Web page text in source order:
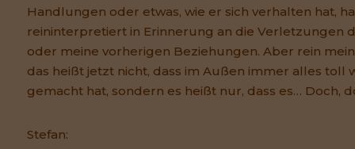
Handlungen oder etwas, wie er sich verhalten hat,
reininterpretiert in Erinnerung an die Verletzungen
oder meine vorherigen Beziehungen. Aber rein
das heißt jetzt nicht, dass im Außen immer alles toll
gemacht hat, sondern es heißt nur, dass es… Doch,
Stefan: